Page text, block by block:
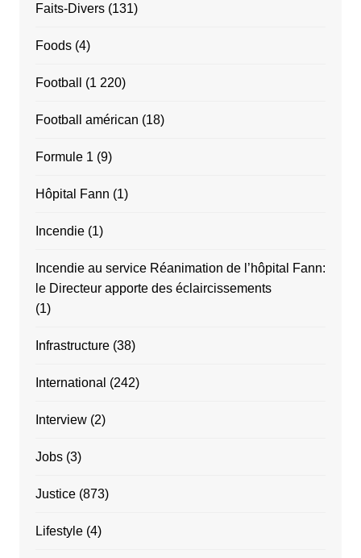
Faits-Divers(131)
Foods(4)
Football (1 220)
Football américan (18)
Formule 1 (9)
Hôpital Fann (1)
Incendie(1)
Incendie au service Réanimation de l’hôpital Fann:
le Directeur apporte des éclaircissements
(1)
Infrastructure(38)
International (242)
Interview(2)
Jobs(3)
Justice(873)
Lifestyle(4)